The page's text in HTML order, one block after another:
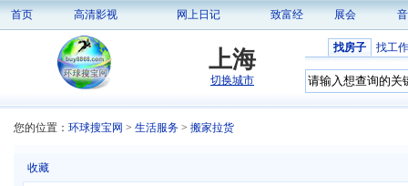
首页 高清影视 网上日记 致富经 展会
上海
切换城市
找房子 找工作
您的位置： 环球搜宝网 > 生活服务 > 搬家拉货
收藏